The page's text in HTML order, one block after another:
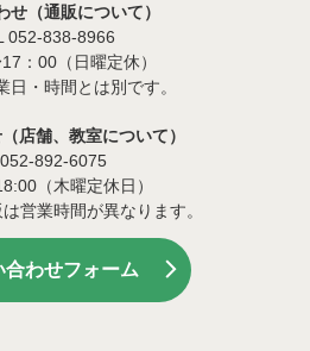
せ（通販について）
052-838-8966
：00（日曜定休）
・時間とは別です。
店舗、教室について）
892-6075
（木曜定休日）
営業時間が異なります。
合わせフォーム